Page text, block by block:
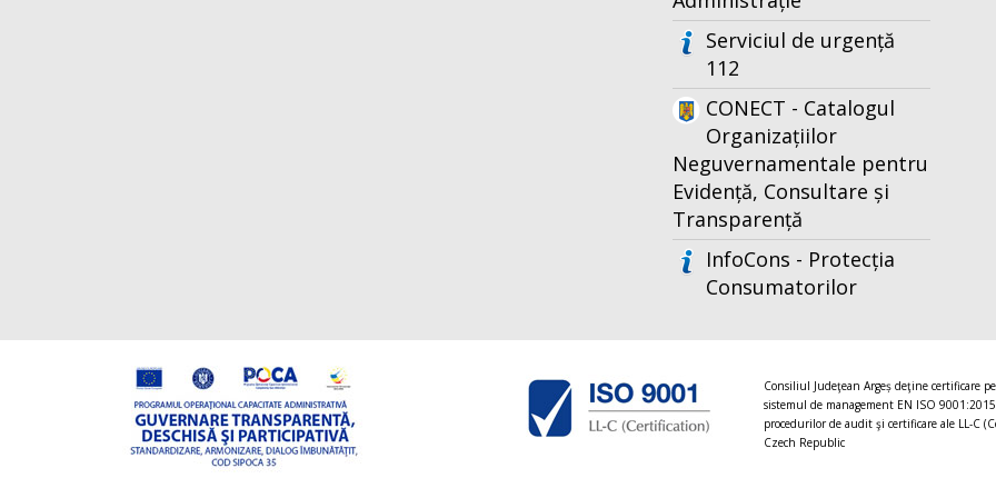
Serviciul de urgență
112
CONECT - Catalogul
Organizațiilor
Neguvernamentale pentru
Evidență, Consultare și
Transparență
InfoCons - Protecția
Consumatorilor
Consiliul Judeţean Argeș deţine certificare
sistemul de management EN ISO
procedurilor de audit şi certificare ale LL-C
Czech Republic